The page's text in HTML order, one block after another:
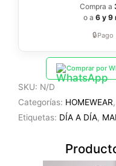
Compra a
o a 6 y 9
🔒
Comprar por
SKU: N/D
Categorías: HOMEWEAR,
Etiquetas: DÍA A DÍA,